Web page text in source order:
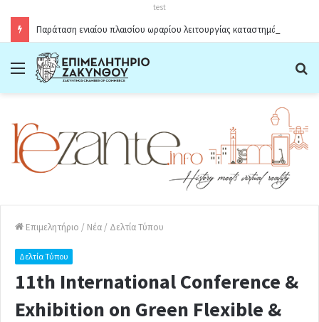
test
Menu
Επιμελητήριο / Νέα / Δελτία Τύπου
Δελτία Τύπου
11th International Conference &
Exhibition on Green Flexible &